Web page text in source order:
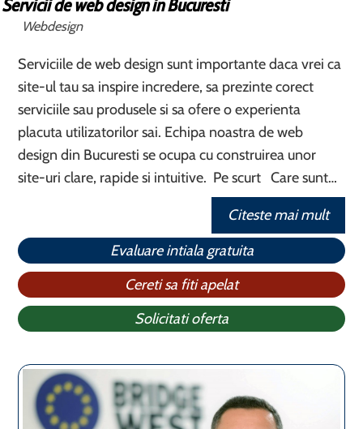
Servicii de web design in Bucuresti
Webdesign
Serviciile de web design sunt importante daca vrei ca
site-ul tau sa inspire incredere, sa prezinte corect
serviciile sau produsele si sa ofere o experienta
placuta utilizatorilor sai. Echipa noastra de web
design din Bucuresti se ocupa cu construirea unor
site-uri clare, rapide si intuitive. Pe scurt Care sunt…
Citeste mai mult
Evaluare intiala gratuita
Cereti sa fiti apelat
Solicitati oferta